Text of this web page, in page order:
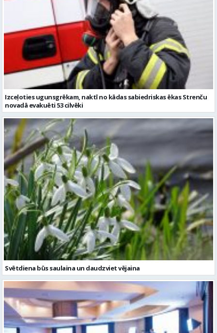
Izceļoties ugunsgrēkam, naktī no kādas sabiedriskas ēkas Strenču
novadā evakuēti 53 cilvēki
Svētdiena būs saulaina un daudzviet vējaina